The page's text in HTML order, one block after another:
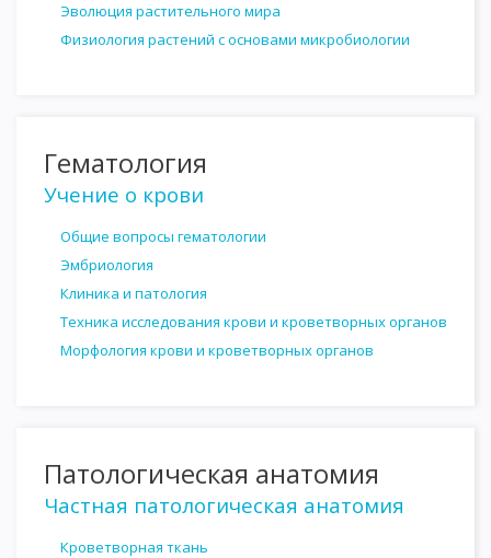
Эволюция растительного мира
Физиология растений с основами микробиологии
Гематология
Учение о крови
Общие вопросы гематологии
Эмбриология
Клиника и патология
Техника исследования крови и кроветворных органов
Морфология крови и кроветворных органов
Патологическая анатомия
Частная патологическая анатомия
Кроветворная ткань